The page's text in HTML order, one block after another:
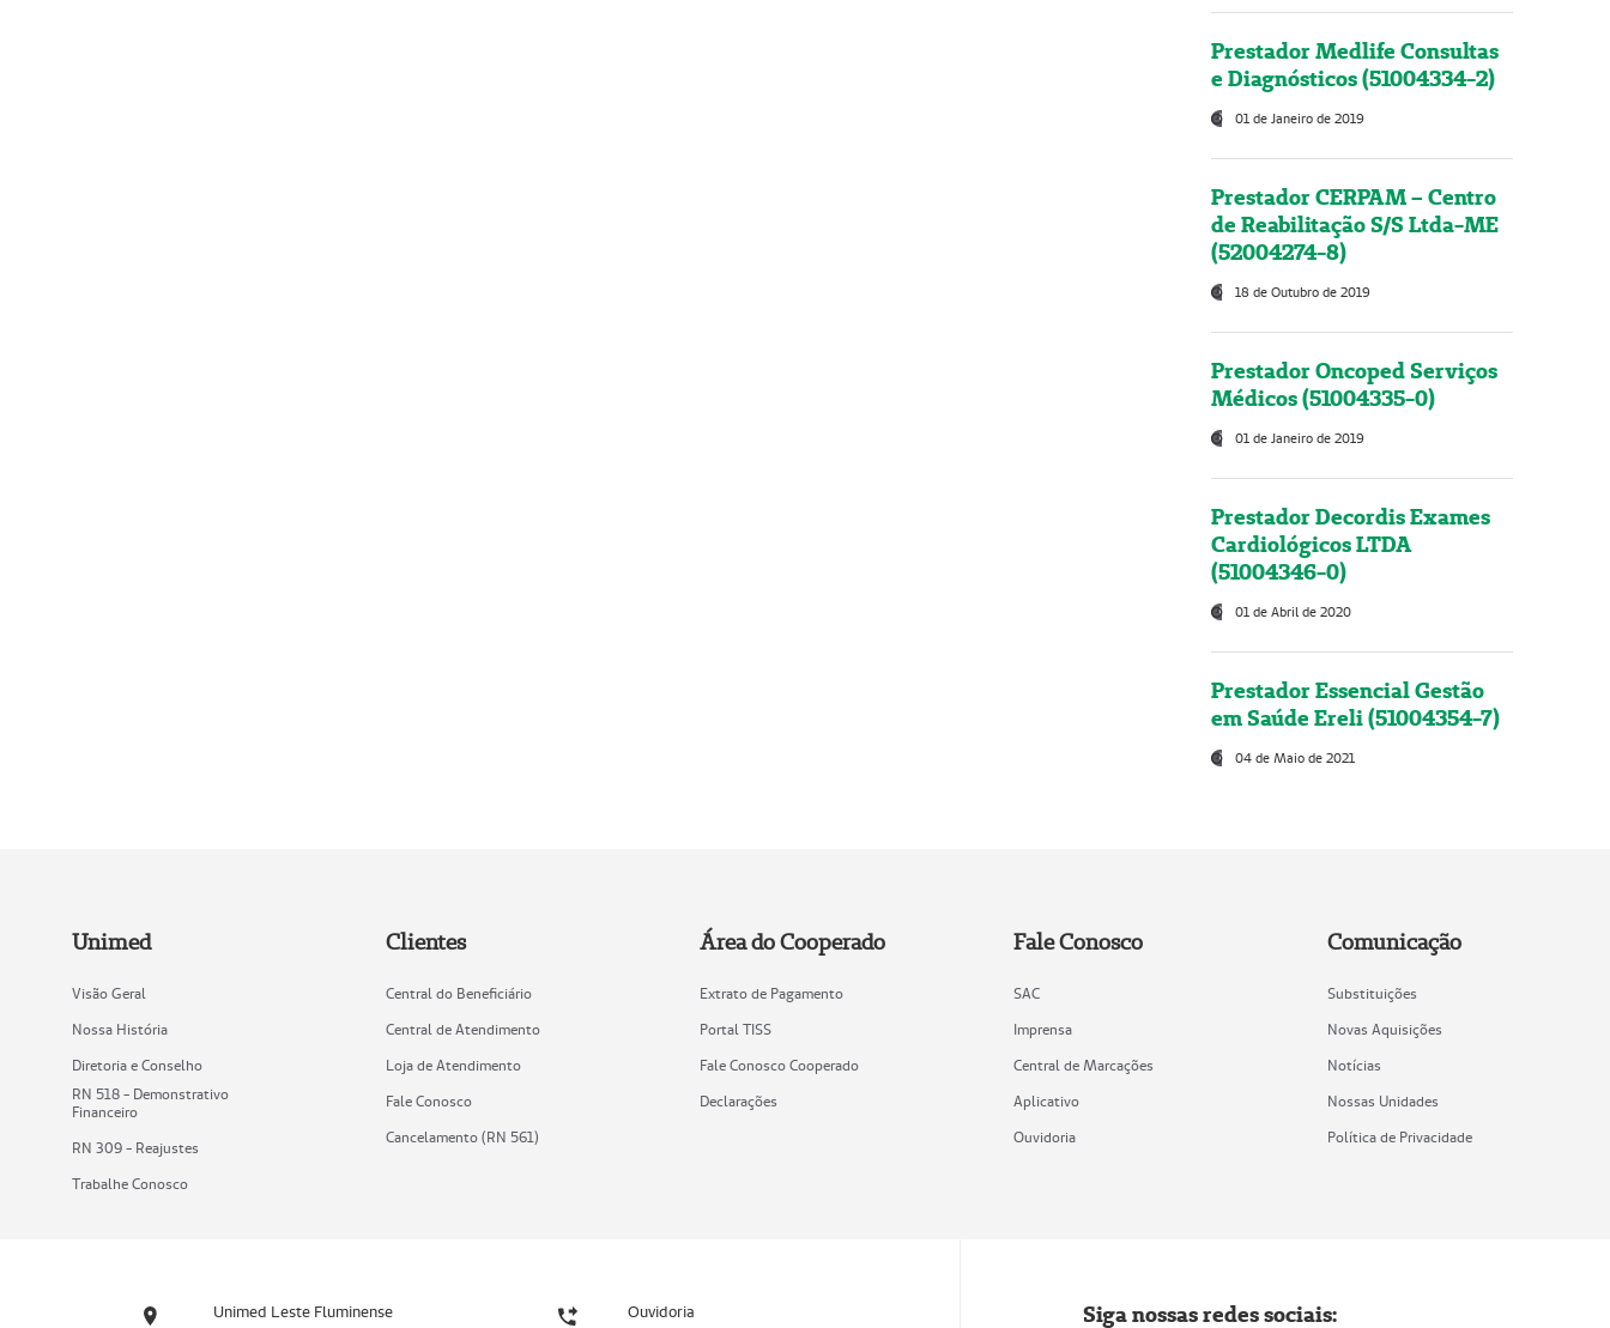
Prestador Medlife Consultas
e Diagnósticos (51004334-2)
01 de Janeiro de 2019
Prestador CERPAM – Centro
de Reabilitação S/S Ltda-ME
(52004274-8)
18 de Outubro de 2019
Prestador Oncoped Serviços
Médicos (51004335-0)
01 de Janeiro de 2019
Prestador Decordis Exames
Cardiológicos LTDA
(51004346-0)
01 de Abril de 2020
Prestador Essencial Gestão
em Saúde Ereli (51004354-7)
04 de Maio de 2021
Unimed
Visão Geral
Nossa História
Diretoria e Conselho
RN 518 - Demonstrativo
Financeiro
RN 309 - Reajustes
Trabalhe Conosco
Clientes
Central do Beneficiário
Central de Atendimento
Loja de Atendimento
Fale Conosco
Cancelamento (RN 561)
Área do Cooperado
Extrato de Pagamento
Portal TISS
Fale Conosco Cooperado
Declarações
Fale Conosco
SAC
Imprensa
Central de Marcações
Aplicativo
Ouvidoria
Comunicação
Substituições
Novas Aquisições
Notícias
Nossas Unidades
Política de Privacidade
Unimed Leste Fluminense Ouvidoria Siga nossas redes sociais: